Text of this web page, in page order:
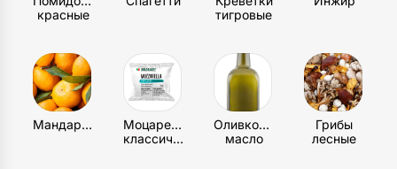
Столовые приборы
красные
тигровые
Мандарин
Моцарелла
классическая
Оливковое
масло
Грибы
лесные